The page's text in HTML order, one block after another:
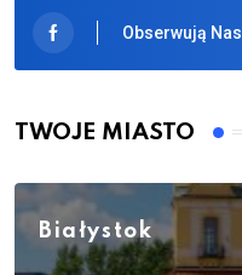
Obserwują Nas
TWOJE MIASTO
Białystok